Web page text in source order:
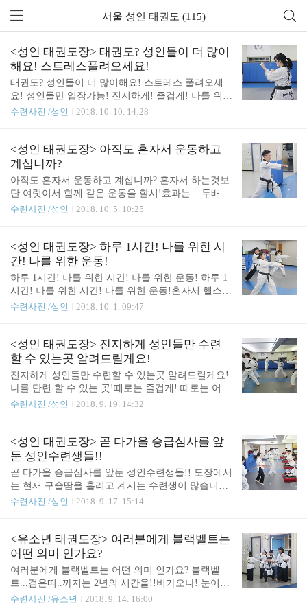
서울 성인 태권도 (115)
<성인 태권도장> 태권도? 성인들이 더 많이
해요! 스트레스풀려오세요!
태권도? 성인들이 더 많이해요! 스트레스 풀려오세
요! 성인들만 입장가능! 진지하게! 즐겁게! 나를 위한
시간!성인태권도장으로 초대합니다!
수련사진 /성인 2018. 10. 10. 14:28
<성인 태권도장> 아직도 혼자서 운동하고
계십니까?
아직도 혼자서 운동하고 계십니까? 혼자서 하는것보
단 여럿이서 함께 같은 운동을 할시!효과는....두배..
세배....말로 표현이 안될정도로 좋아요!힘들때 옆에
다!
수련사진 /성인 2018. 10. 5. 10:25
<성인 태권도장> 하루 1시간! 나를 위한 시
간! 나를 위한 운동!
하루 1시간! 나를 위한 시간! 나를 위한 운동! 하루 1
시간! 나를 위한 시간! 나를 위한 운동!혼자서 헬스장
에서 이도저도 아닌 운동하고 계시는 그대!함께하면
함께 커뮤니티도 가능한곳!전신운동! 실내운동! 일
석이조운동! 바로 성인 태권도!
수련사진 /성인 2018. 10. 1. 09:47
<성인 태권도장> 진지하게 성인들만 수련
할 수 있는곳 알려드릴게요!
진지하게 성인들만 수련할 수 있는곳 알려드릴게요!
나를 단련 할 수 있는 곳!때로는 즐겁게! 때로는 어렵
게! 때로는 고민하면서!우리의 신체를 내 마음 처럼
나오십니다^^
수련사진 /성인 2018. 9. 19. 14:32
<성인 태권도장> 곧 다가올 승급심사를 앞
둔 성인수련생들!!
곧 다가올 승급심사를 앞둔 성인수련생들!! 도장에서
는 현재 구슬땀을 흘리고 계시는 수련생이 많습니다
이번주! 금요일에는 제 40회 성인승급심사가 있습니
수련사진 /성인 2018. 9. 17. 15:14
<유소년 태권도장> 여러분에게 블랙벨트는
어떤 의미 인가요?
여러분에게 블랙벨트는 어떤 의미 인가요? 블랙벨
트...검은띠..까지는 2년의 시간을!!비가오나! 눈이오
나! 하루도 빠지지 않고 나와 수련하시는분들께주어
수련사진 /유소년 2018. 9. 14. 16:00